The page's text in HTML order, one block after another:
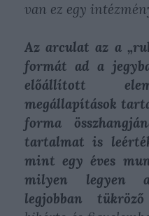
van ez egy
Az arculat az a
formát ad a
előállított
megállapítások
forma
tartalmat is
mint egy éves
milyen legyen
legjobban